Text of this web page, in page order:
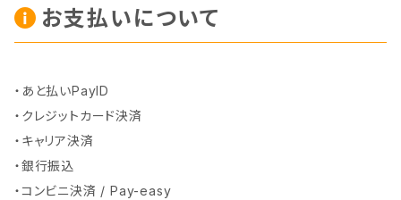
お支払いについて
・あと払いPayID
・クレジットカード決済
・キャリア決済
・銀行振込
・コンビニ決済 / Pay-easy